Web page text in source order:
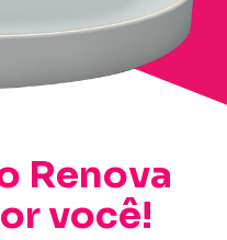
Renova
você!